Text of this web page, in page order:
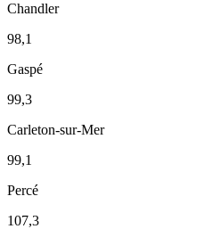
Chandler
98,1
Gaspé
99,3
Carleton-sur-Mer
99,1
Percé
107,3